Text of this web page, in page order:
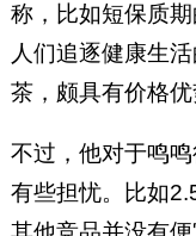
称，比如短保质
人们追逐健康生
茶，颇具有价格优
不过，他对于鸣
有些担忧。比如